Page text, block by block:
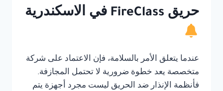
حريق FireClass في الاسكندرية
عندما يتعلق الأمر بالسلامة، فإن الاعتماد على شركة
متخصصة يعد خطوة ضرورية لا تحتمل المجازفة.
فأنظمة الإنذار ضد الحريق ليست مجرد أجهزة يتم